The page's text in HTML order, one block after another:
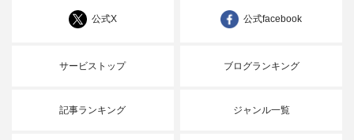
公式X 公式facebook
サービストップ ブログランキング
記事ランキング ジャンル一覧